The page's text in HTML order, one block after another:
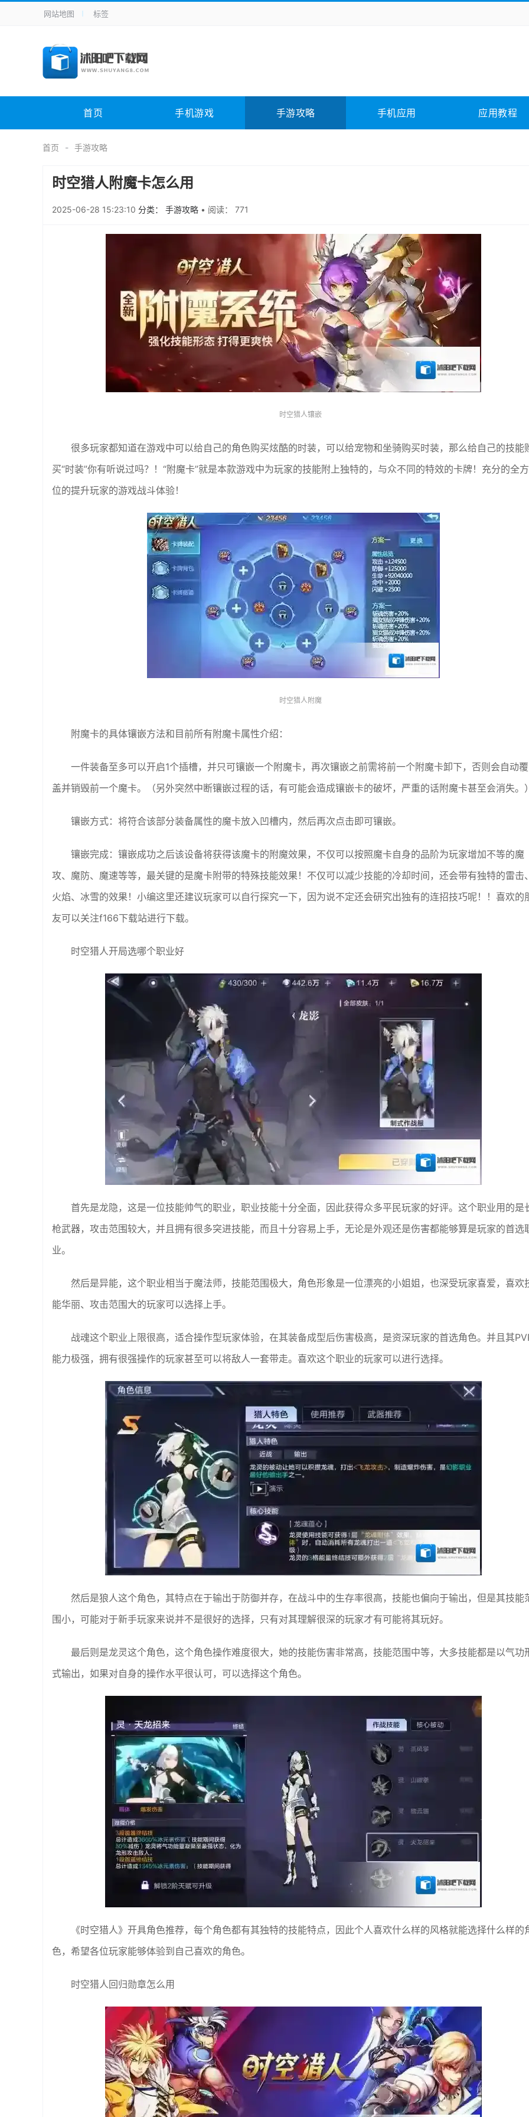
手机应用
手机游戏 H5游戏
电脑软件 其它类别 图形软件 安全相关 应用软件 影音软件 插件下载
未分类 综合其它
网站地图 标签
首页 手机游戏 手游攻略 手机应用 应用教程
首页 手游攻略
时空猎人附魔卡怎么用
2025-06-28 15:23:10 分类： 手游攻略 • 阅读： 771
时空猎人镶嵌
很多玩家都知道在游戏中可以给自己的角色购买炫酷的时装，可以给宠物和坐骑购买时装，那么给自己的技能
买“时装”你有听说过吗？！“附魔卡”就是本款游戏中为玩家的技能附上独特的，与众不同的特效的卡牌！充分的全方
位的提升玩家的游戏战斗体验！
时空猎人附魔
附魔卡的具体镶嵌方法和目前所有附魔卡属性介绍：
一件装备至多可以开启1个插槽，并只可镶嵌一个附魔卡，再次镶嵌之前需将前一个附魔卡卸下，否则会自动覆
盖并销毁前一个魔卡。（另外突然中断镶嵌过程的话，有可能会造成镶嵌卡的破坏，严重的话附魔卡甚至会消失。
镶嵌方式：将符合该部分装备属性的魔卡放入凹槽内，然后再次点击即可镶嵌。
镶嵌完成：镶嵌成功之后该设备将获得该魔卡的附魔效果，不仅可以按照魔卡自身的品阶为玩家增加不等的魔
攻、魔防、魔速等等，最关键的是魔卡附带的特殊技能效果！不仅可以减少技能的冷却时间，还会带有独特的雷击
火焰、冰雪的效果！小编这里还建议玩家可以自行探究一下，因为说不定还会研究出独有的连招技巧呢！！喜欢的
友可以关注f166下载站进行下载。
时空猎人开局选哪个职业好
首先是龙隐，这是一位技能帅气的职业，职业技能十分全面，因此获得众多平民玩家的好评。这个职业用的是
枪武器，攻击范围较大，并且拥有很多突进技能，而且十分容易上手，无论是外观还是伤害都能够算是玩家的首选
业。
然后是异能，这个职业相当于魔法师，技能范围极大，角色形象是一位漂亮的小姐姐，也深受玩家喜爱，喜欢
能华丽、攻击范围大的玩家可以选择上手。
战魂这个职业上限很高，适合操作型玩家体验，在其装备成型后伤害极高，是资深玩家的首选角色。并且其
能力极强，拥有很强操作的玩家甚至可以将敌人一套带走。喜欢这个职业的玩家可以进行选择。
然后是狼人这个角色，其特点在于输出于防御并存，在战斗中的生存率很高，技能也偏向于输出，但是其技能
围小，可能对于新手玩家来说并不是很好的选择，只有对其理解很深的玩家才有可能将其玩好。
最后则是龙灵这个角色，这个角色操作难度很大，她的技能伤害非常高，技能范围中等，大多技能都是以气功
式输出，如果对自身的操作水平很认可，可以选择这个角色。
《时空猎人》开具角色推荐，每个角色都有其独特的技能特点，因此个人喜欢什么样的风格就能选择什么样的
色，希望各位玩家能够体验到自己喜欢的角色。
时空猎人回归勋章怎么用